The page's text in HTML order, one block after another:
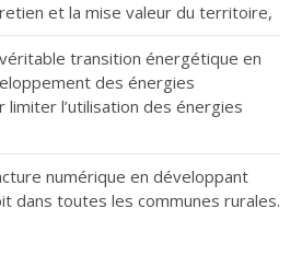
et la mise valeur du territoire,
transition énergétique en
des énergies
limiter l’utilisation des énergies
numérique en développant
dans toutes les communes rurales.